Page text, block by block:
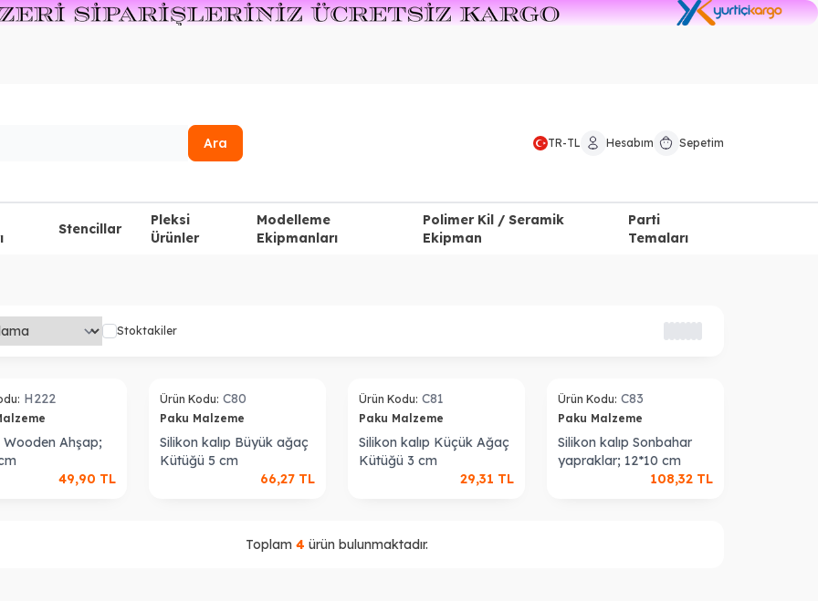
Ara TR-TL Hesabım Sepetim
Stencillar
Pleksi
Ürünler
Modelleme
Ekipmanları
Polimer Kil / Seramik
Ekipman
Parti
Temaları
Stoktakiler
H222
Wooden Ahşap;
49,90 TL
Ürün Kodu: C80
Paku Malzeme
Silikon kalıp Büyük ağaç
Kütüğü 5 cm
66,27 TL
Ürün Kodu: C81
Paku Malzeme
Silikon kalıp Küçük Ağaç
Kütüğü 3 cm
29,31 TL
Ürün Kodu: C83
Paku Malzeme
Silikon kalıp Sonbahar
yapraklar; 12*10 cm
108,32TL
Toplam4 ürün bulunmaktadır.